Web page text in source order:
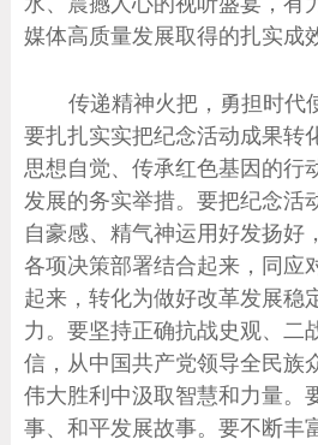
媒体高质量发展取得的扎实成
传递精神火把，勇担时代
要扎扎实实把纪念活动成果转
思想自觉、传承红色基因的行
发展的务实举措。要把纪念活
自豪感、精气神运用好发扬好
各项决策部署结合起来，同应
起来，转化为做好改革发展稳
力。要坚持正确抗战史观、二
信，从中国共产党领导全民族
伟大胜利中汲取智慧和力量。
事、和平发展故事。要不断丰